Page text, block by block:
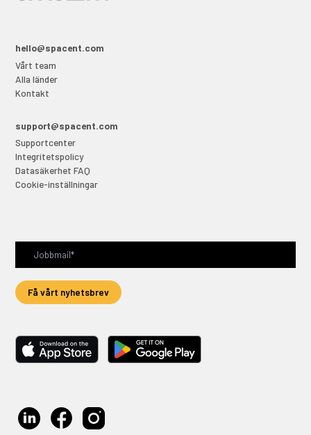
hello@spacent.com
Vårt team
Alla länder
Kontakt
support@spacent.com
Supportcenter
Integritetspolicy
Datasäkerhet FAQ
Cookie-inställningar
Få vårt nyhetsbrev